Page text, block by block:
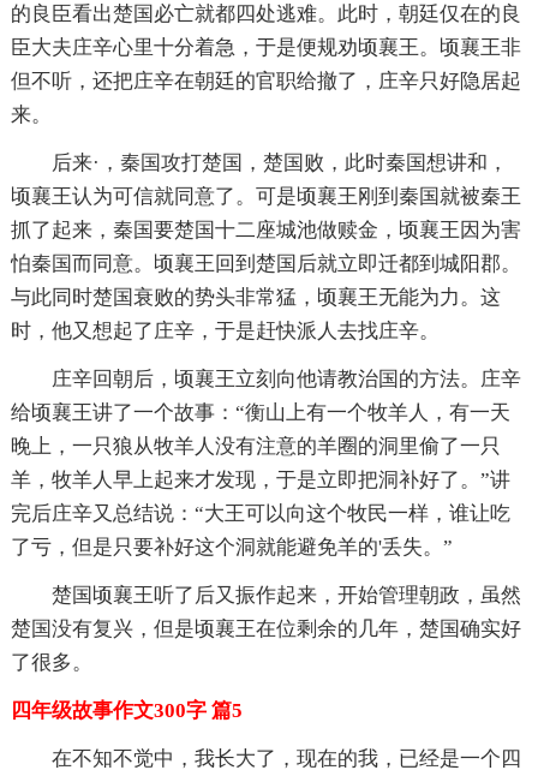
的良臣看出楚国必亡就都四处逃难。此时，朝廷仅在的良
臣大夫庄辛心里十分着急，于是便规劝顷襄王。顷襄王非
但不听，还把庄辛在朝廷的官职给撤了，庄辛只好隐居起
来。
后来·，秦国攻打楚国，楚国败，此时秦国想讲和，
顷襄王认为可信就同意了。可是顷襄王刚到秦国就被秦王
抓了起来，秦国要楚国十二座城池做赎金，顷襄王因为害
怕秦国而同意。顷襄王回到楚国后就立即迁都到城阳郡。
与此同时楚国衰败的势头非常猛，顷襄王无能为力。这
时，他又想起了庄辛，于是赶快派人去找庄辛。
庄辛回朝后，顷襄王立刻向他请教治国的方法。庄辛
给顷襄王讲了一个故事：“衡山上有一个牧羊人，有一天
晚上，一只狼从牧羊人没有注意的羊圈的洞里偷了一只
羊，牧羊人早上起来才发现，于是立即把洞补好了。”讲
完后庄辛又总结说：“大王可以向这个牧民一样，谁让吃
了亏，但是只要补好这个洞就能避免羊的'丢失。”
楚国顷襄王听了后又振作起来，开始管理朝政，虽然
楚国没有复兴，但是顷襄王在位剩余的几年，楚国确实好
了很多。
四年级故事作文300字 篇5
在不知不觉中，我长大了，现在的我，已经是一个四